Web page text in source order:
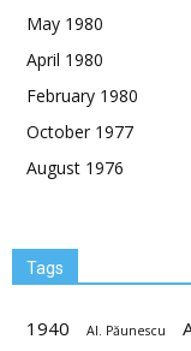
May 1980
April 1980
February 1980
October 1977
August 1976
Tags
1940 Al. Păunescu